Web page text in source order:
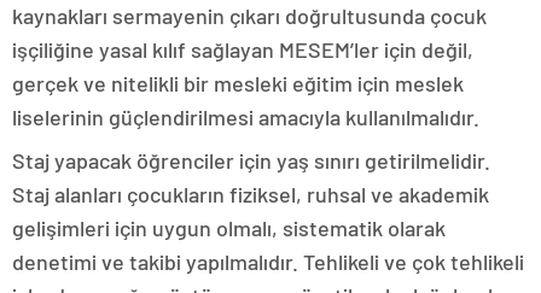
kaynakları sermayenin çıkarı doğrultusunda çocuk
işçiliğine yasal kılıf sağlayan MESEM’ler için değil,
gerçek ve nitelikli bir mesleki eğitim için meslek
liselerinin güçlendirilmesi amacıyla kullanılmalıdır.
Staj yapacak öğrenciler için yaş sınırı getirilmelidir.
Staj alanları çocukların fiziksel, ruhsal ve akademik
gelişimleri için uygun olmalı, sistematik olarak
denetimi ve takibi yapılmalıdır. Tehlikeli ve çok tehlikeli